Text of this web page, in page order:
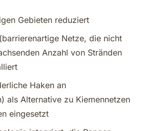
Gebieten reduziert
Netze, die nicht
Anzahl von Stränden
Haken an
als Alternative zu Kiemennetzen
eingesetzt